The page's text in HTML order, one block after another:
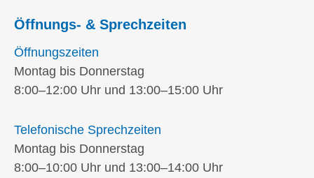
Öffnungs- & Sprechzeiten
Öffnungszeiten
Montag bis Donnerstag
8:00–12:00 Uhr und 13:00–15:00 Uhr
Telefonische Sprechzeiten
Montag bis Donnerstag
8:00–10:00 Uhr und 13:00–14:00 Uhr